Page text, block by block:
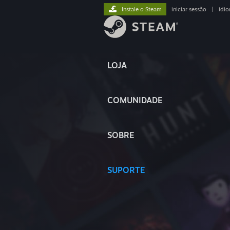
LOJA
COMUNIDADE
SOBRE
SUPORTE
Instale o Steam iniciar sessão